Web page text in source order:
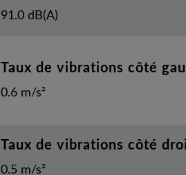
91.0 dB(A)
Taux de vibrations côté
0.6 m/s²
Taux de vibrations côté
0.5 m/s²